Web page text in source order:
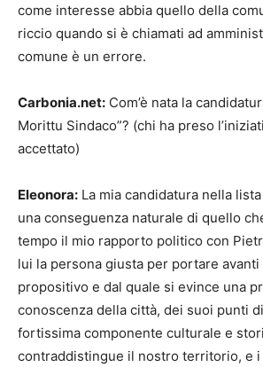
come interesse abbia quello della
riccio quando si è chiamati ad
comune è un errore.
Carbonia.net: Com’è nata la
Morittu Sindaco”? (chi ha preso
accettato)
Eleonora: La mia candidatura nella
una conseguenza naturale di quello
tempo il mio rapporto politico con
lui la persona giusta per portare
propositivo e dal quale si evince una
conoscenza della città, dei suoi punti
fortissima componente culturale e
contraddistingue il nostro territorio, e